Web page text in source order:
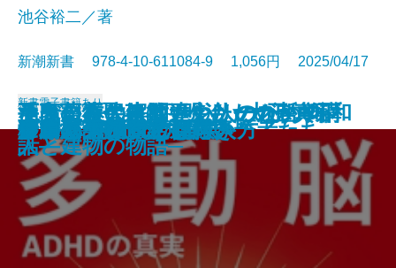
なぜ日本人は間違えたのか─真
説・昭和100年と戦後80年─
奇跡の母親脳
ラクに長生きしたい人のための
よくばり健康法
テレビが終わる日
患者と目を合わせない医者たち
日本文化は絶滅するのか
酒鬼薔薇聖斗は更生したのか─不
確かな境界─
「まさか」の人生
生きる言葉
すごい科学論文
池谷裕二／著
新潮新書 978-4-10-611084-9 1,056円 2025/04/17
新書電子書籍あり
多動脳─ADHDの真実─
野球の記録で話したい
アンパンマンと日本人
グルメ外道
伊藤忠 商人の心得
リキッド消費とは何か
移民リスク
至高の近代建築─明治・大正・昭和
人と建物の物語─
プロパガンダの見抜き方
手段からの解放―シリーズ哲学講
話―